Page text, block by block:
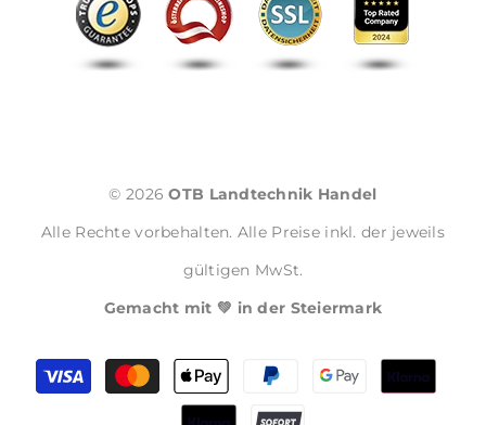
© 2026OTB Landtechnik Handel
Alle Rechte vorbehalten. Alle Preise inkl. der jeweils
gültigen MwSt.
Gemacht mit 💚 in der Steiermark
Zahlungsmethoden